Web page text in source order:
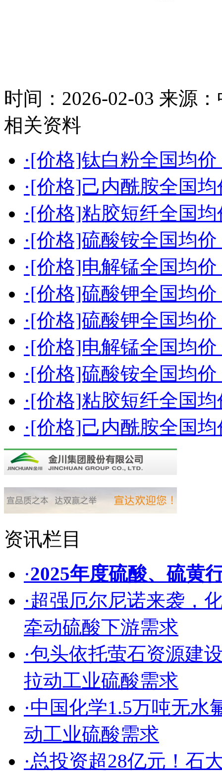
时间：2026-02-03 来源
相关资料
·[价格]钛白粉全国均价
·[价格]己内酰胺全国
·[价格]粘胶短纤全国
·[价格]硫酸铵全国均价
·[价格]电解锰全国均价
·[价格]硫酸钾全国均价
·[价格]硫酸钾全国均价
·[价格]电解锰全国均价
·[价格]硫酸铵全国均价
·[价格]粘胶短纤全国
·[价格]己内酰胺全国
资讯栏目
·2025年度硫酸、硫黄
·超强厄尔尼诺来袭，
牵动硫酸下游需求
·包头依托萤石资源建
拉动工业硫酸需求
·中国化学1.5万吨无水
动工业硫酸需求
·总投资超28亿元！石